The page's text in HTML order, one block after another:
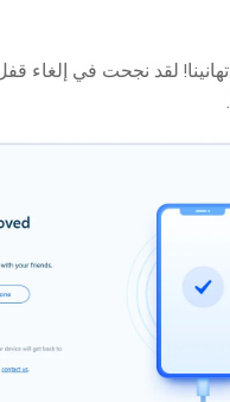
تهانينا! لقد نجحت في إلغاء